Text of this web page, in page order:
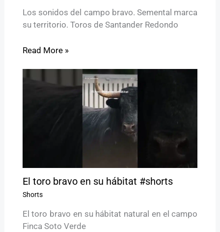
Los sonidos del campo bravo. Semental marca
su territorio. Toros de Santander Redondo
Read More »
El toro bravo en su hábitat #shorts
Shorts
El toro bravo en su hábitat natural en el campo
Finca Soto Verde